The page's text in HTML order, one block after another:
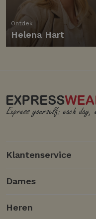
Ontdek
Helena Hart
Klantenservice
Dames
Heren